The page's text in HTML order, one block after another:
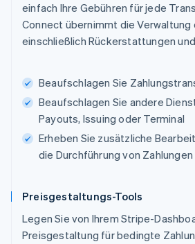
einfach Ihre Gebühren für jede
Connect übernimmt die Verwaltung
einschließlich Rückerstattungen
Beaufschlagen Sie
Beaufschlagen Sie andere
Payouts, Issuing oder Terminal
Erheben Sie zusätzliche
die Durchführung von Zahlungen
Preisgestaltungs-Tools
Legen Sie von Ihrem Stripe-
Preisgestaltung für bedingte